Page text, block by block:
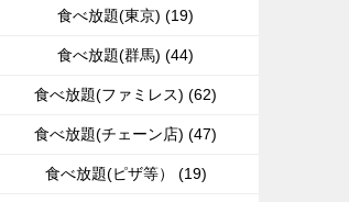
食べ放題(東京) (19)
食べ放題(群馬) (44)
食べ放題(ファミレス) (62)
食べ放題(チェーン店) (47)
食べ放題(ピザ等） (19)